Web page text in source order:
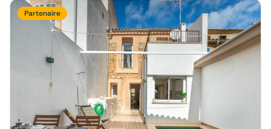
Partenaire